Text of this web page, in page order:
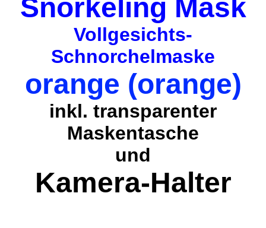
Snorkeling Mask
Vollgesichts-
Schnorchelmaske
orange (orange)
inkl. transparenter
Maskentasche
und
Kamera-Halter